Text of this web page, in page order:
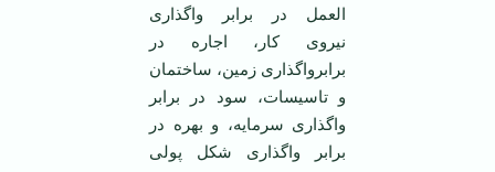
العمل در برابر واگذاری
نیروی کار، اجاره در
برابرواگذاری زمین، ساختمان
و تاسیسات، سود در برابر
واگذاری سرمایه، و بهره در
برابر واگذاری شکل پولی